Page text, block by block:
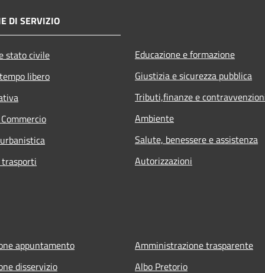
DI SERVIZIO
stato civile
libero
Educazione e formazione
Giustizia e sicurezza pubblica
Tributi,finanze e
Ambiente
Salute, benessere e assistenza
Autorizzazioni
appuntamento
disservizio
Amministrazione trasparente
Albo Pretorio